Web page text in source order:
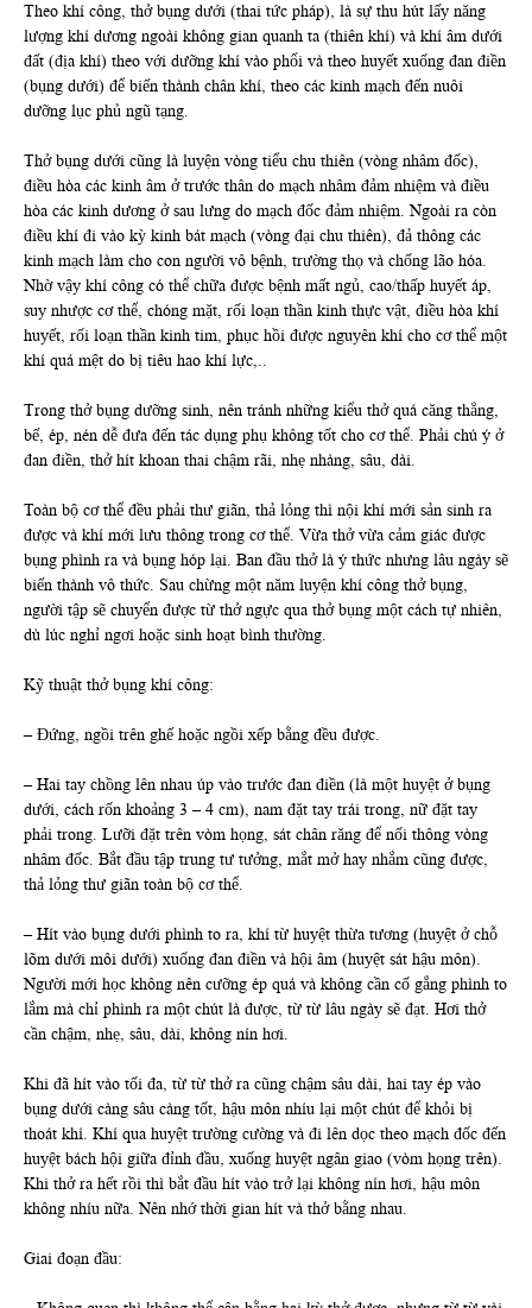
Theo khí công, thở bụng dưới (thai tức pháp), là sự thu hút lấy năng
lượng khí dương ngoài không gian quanh ta (thiên khí) và khí âm dưới
đất (địa khí) theo với dưỡng khí vào phổi và theo huyết xuống đan điền
(bụng dưới) để biến thành chân khí, theo các kinh mạch đến nuôi
dưỡng lục phủ ngũ tạng.
Thở bụng dưới cũng là luyện vòng tiểu chu thiên (vòng nhâm đốc),
điều hòa các kinh âm ở trước thân do mạch nhâm đảm nhiệm và điều
hòa các kinh dương ở sau lưng do mạch đốc đảm nhiệm. Ngoài ra còn
điều khí đi vào kỳ kinh bát mạch (vòng đại chu thiên), đả thông các
kinh mạch làm cho con người vô bệnh, trường thọ và chống lão hóa.
Nhờ vậy khí công có thể chữa được bệnh mất ngủ, cao/thấp huyết áp,
suy nhược cơ thể, chóng mặt, rối loạn thần kinh thực vật, điều hòa khí
huyết, rối loạn thần kinh tim, phục hồi được nguyên khí cho cơ thể một
khí quá mệt do bị tiêu hao khí lực,..
Trong thở bụng dưỡng sinh, nên tránh những kiểu thở quá căng thẳng,
bế, ép, nén dễ đưa đến tác dụng phụ không tốt cho cơ thể. Phải chú ý ở
đan điền, thở hít khoan thai chậm rãi, nhẹ nhàng, sâu, dài.
Toàn bộ cơ thể đều phải thư giãn, thả lỏng thì nội khí mới sản sinh ra
được và khí mới lưu thông trong cơ thể. Vừa thở vừa cảm giác được
bụng phình ra và bụng hóp lại. Ban đầu thở là ý thức nhưng lâu ngày sẽ
biến thành vô thức. Sau chừng một năm luyện khí công thở bụng,
người tập sẽ chuyển được từ thở ngực qua thở bụng một cách tự nhiên,
dù lúc nghỉ ngơi hoặc sinh hoạt bình thường.
Kỹ thuật thở bụng khí công:
– Đứng, ngồi trên ghế hoặc ngồi xếp bằng đều được.
– Hai tay chồng lên nhau úp vào trước đan điền (là một huyệt ở bụng
dưới, cách rốn khoảng 3 – 4 cm), nam đặt tay trái trong, nữ đặt tay
phải trong. Lưỡi đặt trên vòm họng, sát chân răng để nối thông vòng
nhâm đốc. Bắt đầu tập trung tư tưởng, mắt mở hay nhắm cũng được,
thả lỏng thư giãn toàn bộ cơ thể.
– Hít vào bụng dưới phình to ra, khí từ huyệt thừa tương (huyệt ở chỗ
lõm dưới môi dưới) xuống đan điền và hội âm (huyệt sát hậu môn).
Người mới học không nên cưỡng ép quá và không cần cố gắng phình to
lắm mà chỉ phình ra một chút là được, từ từ lâu ngày sẽ đạt. Hơi thở
cần chậm, nhẹ, sâu, dài, không nín hơi.
Khi đã hít vào tối đa, từ từ thở ra cũng chậm sâu dài, hai tay ép vào
bụng dưới càng sâu càng tốt, hậu môn nhíu lại một chút để khỏi bị
thoát khí. Khí qua huyệt trường cường và đi lên dọc theo mạch đốc đến
huyệt bách hội giữa đỉnh đầu, xuống huyệt ngân giao (vòm họng trên).
Khi thở ra hết rồi thì bắt đầu hít vào trở lại không nín hơi, hậu môn
không nhíu nữa. Nên nhớ thời gian hít và thở bằng nhau.
Giai đoạn đầu: